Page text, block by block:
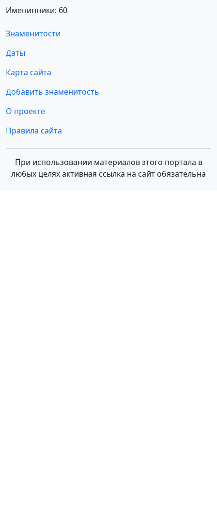
Именинники: 60
Знаменитости
Даты
Карта сайта
Добавить знаменитость
О проекте
Правила сайта
При использовании материалов этого портала в
любых целях активная ссылка на сайт обязательна